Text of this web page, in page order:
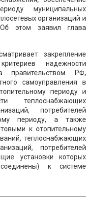
муниципальных
организаций и
Об этом заявил глава
закрепление
надежности
правительством РФ,
самоуправления в
периоду и
теплоснабжающих
потребителей
периоду, а также
к отопительному
теплоснабжающих
потребителей
установки которых
к системе